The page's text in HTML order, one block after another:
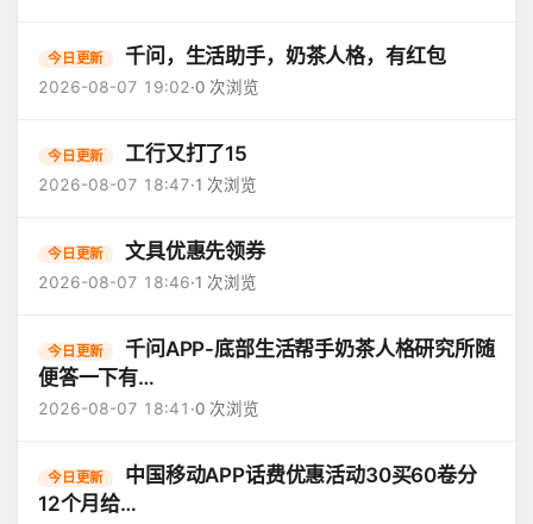
今日更新 千问，生活助手，奶茶人格，有红包
2026-08-07 19:02·0 次浏览
今日更新 工行又打了15
2026-08-07 18:47·1 次浏览
今日更新 文具优惠先领券
2026-08-07 18:46·1 次浏览
今日更新
千问APP-底部生活帮手奶茶人格研究所随
便答一下有…
2026-08-07 18:41 ·0 次浏览
今日更新
中国移动APP话费优惠活动30买60卷分
12个月给…